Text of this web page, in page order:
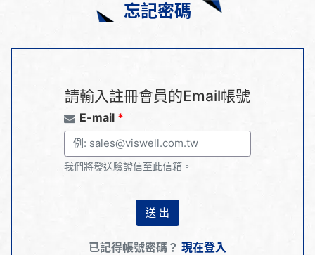
忘記密碼
請輸入註冊會員的Email帳號
E-mail *
我們將發送驗證信至此信箱。
送 出
已記得帳號密碼？ 現在登入